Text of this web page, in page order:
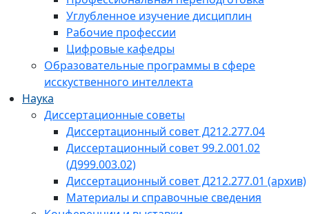
Углубленное изучение дисциплин
Рабочие профессии
Цифровые кафедры
Образовательные программы в сфере
исскуственного интеллекта
Наука
Диссертационные советы
Диссертационный совет Д212.277.04
Диссертационный совет 99.2.001.02
(Д999.003.02)
Диссертационный совет Д212.277.01 (архив)
Материалы и справочные сведения